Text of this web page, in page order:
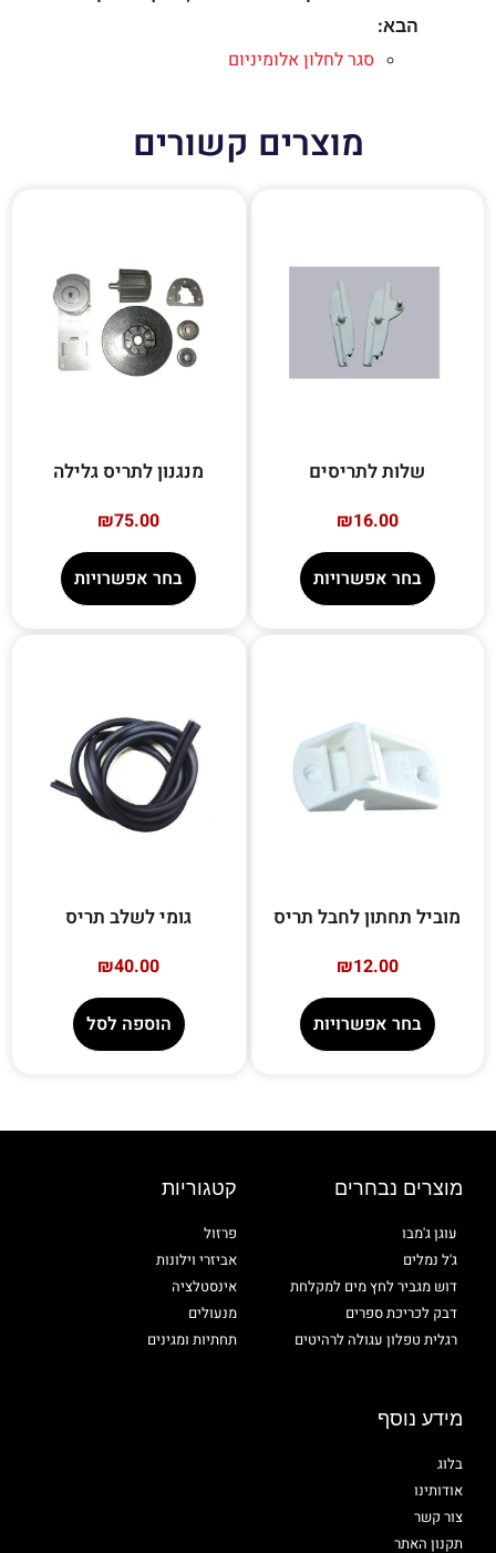
הבא:
סגר לחלון אלומיניום
מוצרים קשורים
שלות לתריסים
₪16.00
בחר אפשרויות
מנגנון לתריס גלילה
₪75.00
בחר אפשרויות
מוביל תחתון לחבל תריס
₪12.00
בחר אפשרויות
גומי לשלב תריס
₪40.00
הוספה לסל
מוצרים נבחרים
עוגן ג'מבו
ג'ל נמלים
דוש מגביר לחץ מים למקלחת
דבק לכריכת ספרים
רגלית טפלון עגולה לרהיטים
קטגוריות
פרזול
אביזרי וילונות
אינסטלציה
מנעולים
תחתיות ומגינים
מידע נוסף
בלוג
אודותינו
צור קשר
תקנון האתר